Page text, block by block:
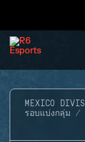
MEXICO
รอบแบ่งกลุ่ม